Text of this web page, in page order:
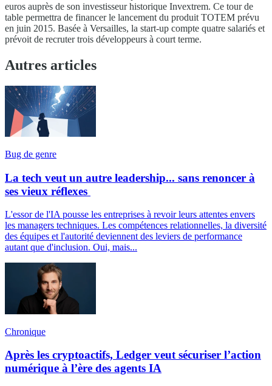
euros auprès de son investisseur historique Invextrem. Ce tour de
table permettra de financer le lancement du produit TOTEM prévu
en juin 2015. Basée à Versailles, la start-up compte quatre salariés et
prévoit de recruter trois développeurs à court terme.
Autres articles
Bug de genre
La tech veut un autre leadership... sans renoncer à
ses vieux réflexes
L'essor de l'IA pousse les entreprises à revoir leurs attentes envers
les managers techniques. Les compétences relationnelles, la diversité
des équipes et l'autorité deviennent des leviers de performance
autant que d'inclusion. Oui, mais...
Chronique
Après les cryptoactifs, Ledger veut sécuriser l’action
numérique à l’ère des agents IA